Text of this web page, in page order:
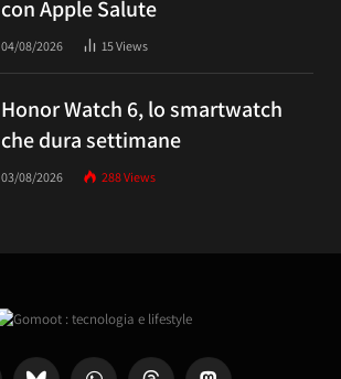
con Apple Salute
04/08/2026 15Views
Honor Watch 6, lo smartwatch
che dura settimane
03/08/2026 288Views